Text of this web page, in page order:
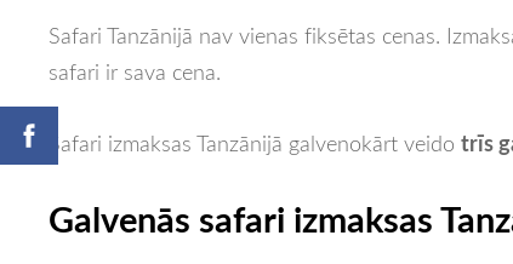
Safari Tanzānijā nav vienas fiksētas cenas.
safari ir sava cena.
Safari izmaksas Tanzānijā galvenokārt veido trīs
Galvenās safari izmaksas